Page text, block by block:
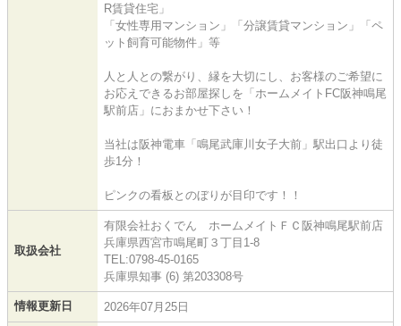
R賃貸住宅」
「女性専用マンション」「分譲賃貸マンション」「ペ
ット飼育可能物件」等
人と人との繋がり、縁を大切にし、お客様のご希望に
お応えできるお部屋探しを「ホームメイトFC阪神鳴尾
駅前店」におまかせ下さい！
当社は阪神電車「鳴尾武庫川女子大前」駅出口より徒
歩1分！
ピンクの看板とのぼりが目印です！！
取扱会社
有限会社おくでん ホームメイトＦＣ阪神鳴尾駅前店
兵庫県西宮市鳴尾町３丁目1-8
TEL:0798-45-0165
兵庫県知事 (6) 第203308号
情報更新日 2026年07月25日